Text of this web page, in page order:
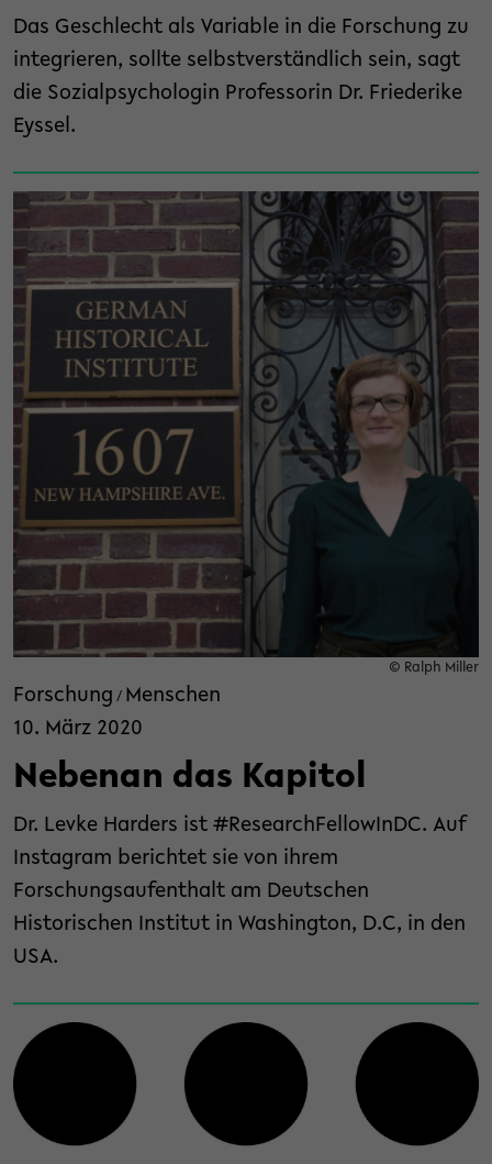
Das Geschlecht als Variable in die Forschung zu
integrieren, sollte selbstverständlich sein, sagt
die Sozialpsychologin Professorin Dr. Friederike
Eyssel.
© Ralph Miller
Forschung / Menschen
10. März 2020
Nebenan das Kapitol
Dr. Levke Harders ist #ResearchFellowInDC. Auf
Instagram berichtet sie von ihrem
Forschungsaufenthalt am Deutschen
Historischen Institut in Washington, D.C, in den
USA.